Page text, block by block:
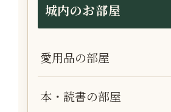
城内のお部屋
愛用品の部屋
本・読書の部屋